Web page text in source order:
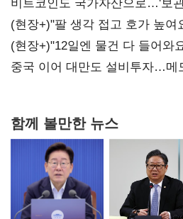
비트코인도 국가자산으로…'보
숙제
(현장+)"팔 생각 접고 호가 높
20억 키맞추기
(현장+)"12일엔 물건 다 들어와
연 홈플러스
중국 이어 대만도 설비투자…메
함께 볼만한 뉴스